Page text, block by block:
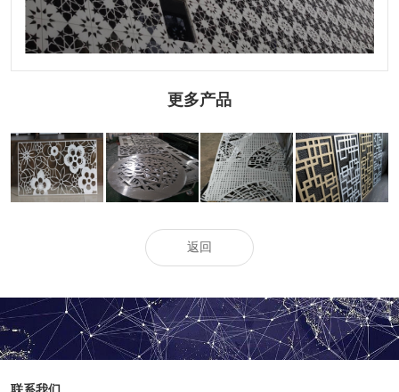
更多产品
艺术雕花铝单板
2.5mm雕花铝单
板
雕刻雕花铝单板 辊涂雕花铝单板
返回